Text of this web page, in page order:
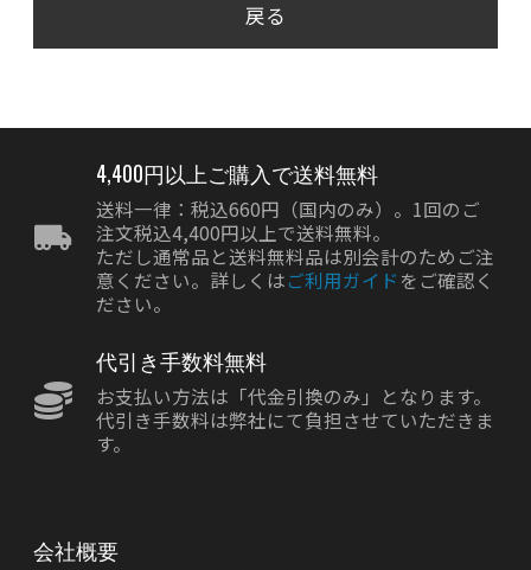
戻る
4,400円以上ご購入で送料無料
送料一律：税込660円（国内のみ）。1回のご
注文税込4,400円以上で送料無料。
ただし通常品と送料無料品は別会計のためご注
意ください。詳しくはご利用ガイド をご確認く
ださい。
代引き手数料無料
お支払い方法は「代金引換のみ」となります。
代引き手数料は弊社にて負担させていただきま
す。
会社概要